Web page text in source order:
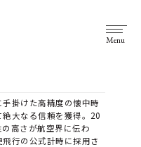
Menu
掛けた高精度の懐中時
大なる信頼を獲得。20
高さが航空界に伝わ
行の公式計時に採用さ